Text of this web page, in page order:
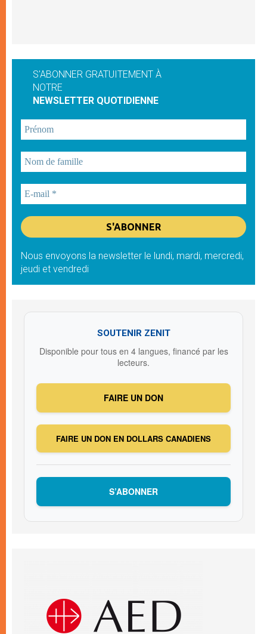
S'ABONNER GRATUITEMENT À
NOTRE
NEWSLETTER QUOTIDIENNE
Nous envoyons la newsletter le lundi, mardi, mercredi,
jeudi et vendredi
SOUTENIR ZENIT
Disponible pour tous en 4 langues, financé par les
lecteurs.
FAIRE UN DON
FAIRE UN DON EN DOLLARS CANADIENS
S’ABONNER